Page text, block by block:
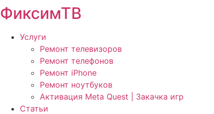
Перейти
содержимому
ФиксимТВ
Услуги
Ремонт телевизоров
Ремонт телефонов
Ремонт iPhone
Ремонт ноутбуков
Активация Meta Quest | Закачка игр
Статьи